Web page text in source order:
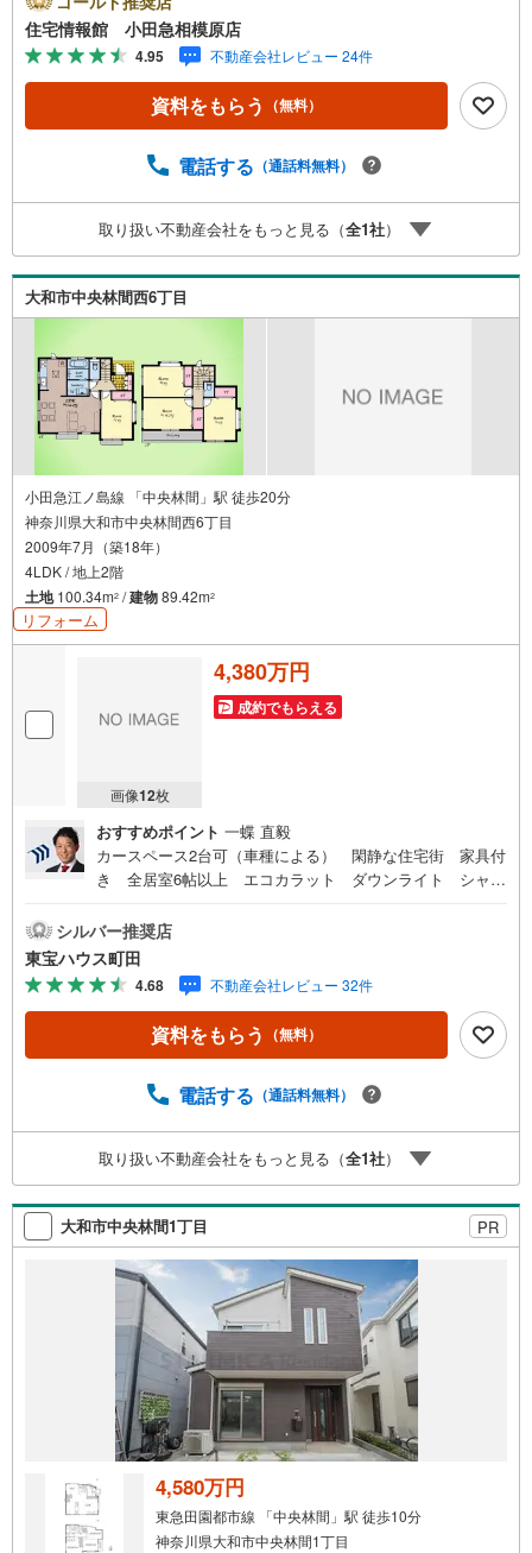
ンの試算やご購入の際にかかる諸費用の概算も行っており
ます。しっかりとした資金計画のアドバイスをさせて頂き
ますので、お気軽にご相談ください。
住宅情報館 小田急相模原店
4.95 不動産会社レビュー 24件
資料をもらう （無料）
電話する （通話料無料）
取り扱い不動産会社をもっと見る（全1社）
大和市中央林間西6丁目
小田急江ノ島線 「中央林間」駅 徒歩20分
神奈川県大和市中央林間西6丁目
2009年7月（築18年）
4LDK / 地上2階
土地100.34m2 /建物89.42m2
リフォーム
画像12枚
4,380万円
成約でもらえる
おすすめポイント 一蝶 直毅
カースペース2台可（車種による） 閑静な住宅街 家具付
き 全居室6帖以上 エコカラット ダウンライト シャワ
ず、お客様一人一人を知り、理解することから始めます。
お客様のお話をきちんとお聞きし、しっかり話し合う
「心」のコミュニケーションが大切になります。だからこ
そ、それぞれのお客様にベストな「住まい」をご提案をす
ることができるのです。インターネット予約で当日見学が
可能！（1）［室内・現地を見学する］をクリック（2）本
時をご記入ください！【主要不動産流通各社の2025年度中
す】※住宅新報よりたくさんのお客様からのお言葉に感謝し
てこれからも楽しく素敵なお家探しをお約束します。お家
探しを始めてみようと思われたらまずは、お気軽に東宝ハ
ウス町田に相談してみませんか？スタッフ一同お客様のお
問合せをお待ちしております。
シルバー推奨店
東宝ハウス町田
4.68 不動産会社レビュー 32件
資料をもらう （無料）
電話する （通話料無料）
取り扱い不動産会社をもっと見る（全1社）
大和市中央林間1丁目 PR
4,580万円
東急田園都市線 「中央林間」駅 徒歩10分
神奈川県大和市中央林間1丁目